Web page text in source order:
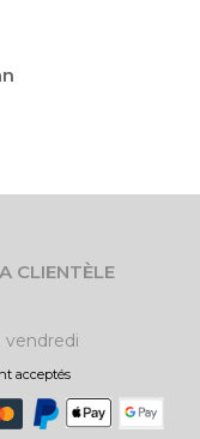
CLIENTÈLE
vendredi
acceptés